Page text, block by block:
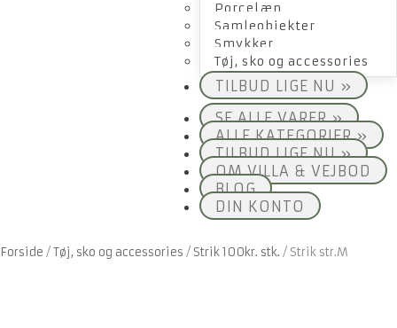
Porcelæn
Samleobjekter
Smykker
Tøj, sko og accessories
TILBUD LIGE NU »
SE ALLE VARER »
ALLE KATEGORIER »
TILBUD LIGE NU »
OM VILLA & VEJBOD
BLOG
DIN KONTO
Forside /Tøj, sko og accessories / Strik 100kr. stk. / Strik str.M